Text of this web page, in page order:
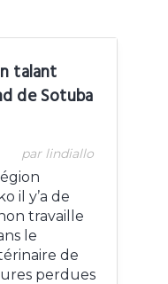
talant
de Sotuba
par lindiallo
il y’a de
travaille
le
de
perdues